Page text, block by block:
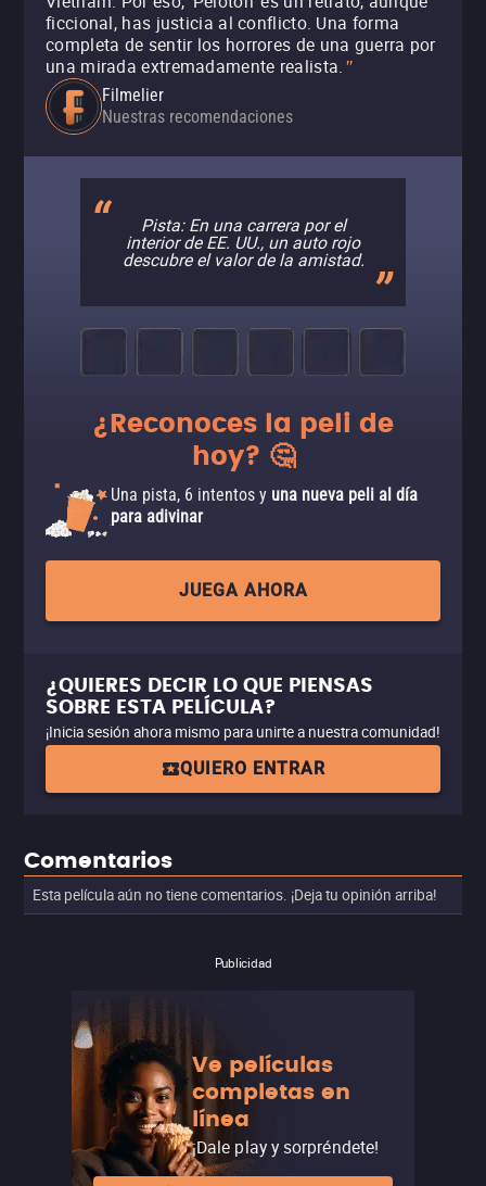
ficcional, has justicia al conflicto. Una forma
completa de sentir los horrores de una guerra por
una mirada extremadamente realista. "
Filmelier
Nuestras recomendaciones
Pista: En una carrera por el
interior de EE. UU., un auto rojo
descubre el valor de la amistad.
¿Reconoces la peli de
hoy? 🤔
Una pista, 6 intentos y una nueva peli al día
para adivinar
JUEGA AHORA
¿QUIERES DECIR LO QUE PIENSAS
SOBRE ESTA PELÍCULA?
¡Inicia sesión ahora mismo para unirte a nuestra comunidad!
QUIERO ENTRAR
Comentarios
Esta película aún no tiene comentarios. ¡Deja tu opinión arriba!
Publicidad
Ve películas
completas en
línea
¡Dale play y sorpréndete!